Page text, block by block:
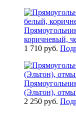
коричневый,
1 710 руб.
(Эльтон),
2 250 руб.